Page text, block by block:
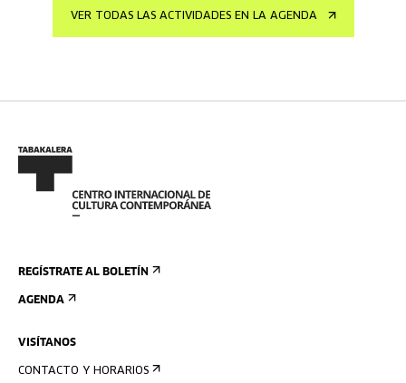
VER TODAS LAS ACTIVIDADES EN LA AGENDA
REGÍSTRATE AL BOLETÍN
AGENDA
VISÍTANOS
CONTACTO Y HORARIOS